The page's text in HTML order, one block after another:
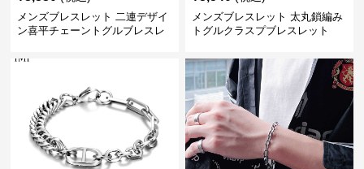
メンズブレスレット 二連デザイ
ン喜平チェーントグルブレスレ
メンズブレスレット 太丸鎖編み
トグルクラスプブレスレット